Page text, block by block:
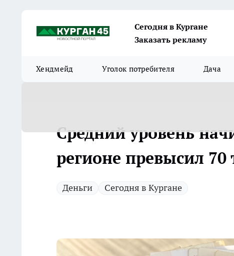
Сегодня в Кургане
Заказать рекламу
Хендмейд Уголок потребителя Дача
Средний уровень
регионе превысил 70
Деньги Сегодня в Кургане